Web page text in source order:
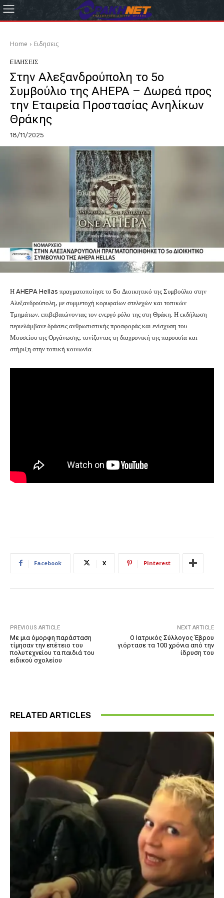
Home Eιδησεις
EΙΔΗΣΕΙΣ
Στην Αλεξανδρούπολη το 5ο
Συμβούλιο της AHEPA – Δωρεά προς
την Εταιρεία Προστασίας Ανηλίκων
Θράκης
18/11/2025
Η AHEPA Hellas πραγματοποίησε το 5ο Διοικητικό της Συμβούλιο στην
Αλεξανδρούπολη, με συμμετοχή κορυφαίων στελεχών και τοπικών
Τμημάτων, επιβεβαιώνοντας τον ενεργό ρόλο της στη Θράκη. Η εκδήλωση
περιελάμβανε δράσεις ανθρωπιστικής προσφοράς και ενίσχυση του
Μουσείου της Οργάνωσης, τονίζοντας τη διαχρονική της παρουσία και
στήριξη στην τοπική κοινωνία.
Facebook X Pinterest
PREVIOUS ARTICLE
Με μια όμορφη παράσταση
τίμησαν την επέτειο του
πολυτεχνείου τα παιδιά του
ειδικού σχολείου
NEXT ARTICLE
Ο Ιατρικός Σύλλογος Έβρου
γιόρτασε τα 100 χρόνια από την
ίδρυση του
RELATED ARTICLES